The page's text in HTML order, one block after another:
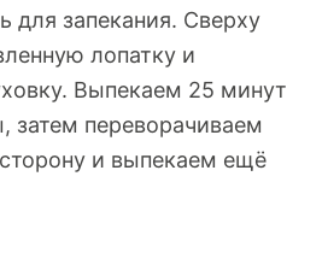
для запекания. Сверху
лопатку и
Выпекаем 25 минут
затем переворачиваем
и выпекаем ещё